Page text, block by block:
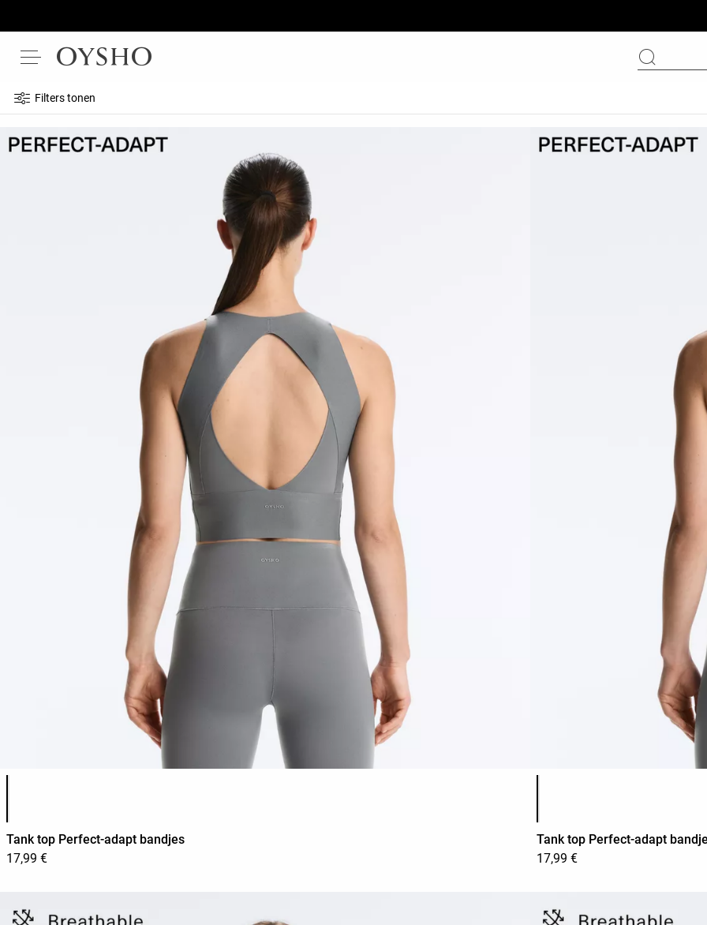
Filters tonen
Lijst met productkleuren
Tank top Perfect-adapt bandjes
17,99 €
Lijst met productkleuren
Tank top Perfect-adapt
17,99 €